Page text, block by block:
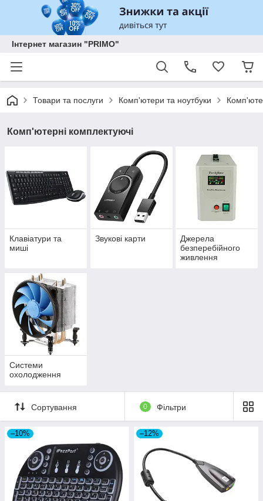
Інтернет магазин "PRIMO"
Товари та послуги Комп'ютери та ноутбуки
Комп'ютерні комплектуючі
Клавіатури та
миші
Звукові карти
Джерела
безперебійного
живлення
Системи
охолодження
Сортування 0 Фільтри
–10% –12%